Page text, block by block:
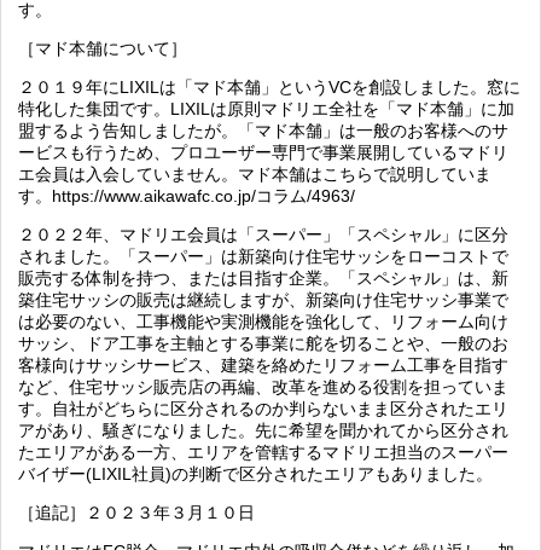
す。
［マド本舗について］
２０１９年にLIXILは「マド本舗」というVCを創設しました。窓に
特化した集団です。LIXILは原則マドリエ全社を「マド本舗」に加
盟するよう告知しましたが。「マド本舗」は一般のお客様へのサ
ービスも行うため、プロユーザー専門で事業展開しているマドリ
エ会員は入会していません。マド本舗はこちらで説明していま
す。 https://www.aikawafc.co.jp/コラム/4963/
２０２２年、マドリエ会員は「スーパー」「スペシャル」に区分
されました。「スーパー」は新築向け住宅サッシをローコストで
販売する体制を持つ、または目指す企業。「スペシャル」は、新
築住宅サッシの販売は継続しますが、新築向け住宅サッシ事業で
は必要のない、工事機能や実測機能を強化して、リフォーム向け
サッシ、ドア工事を主軸とする事業に舵を切ることや、一般のお
客様向けサッシサービス、建築を絡めたリフォーム工事を目指す
など、住宅サッシ販売店の再編、改革を進める役割を担っていま
す。自社がどちらに区分されるのか判らないまま区分されたエリ
アがあり、騒ぎになりました。先に希望を聞かれてから区分され
たエリアがある一方、エリアを管轄するマドリエ担当のスーパー
バイザー(LIXIL社員)の判断で区分されたエリアもありました。
［追記］２０２３年３月１０日